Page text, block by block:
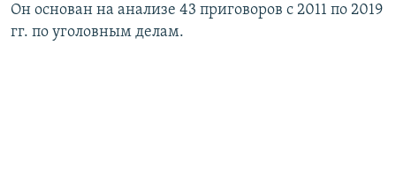
Он основан на анализе 43 приговоров с 2011 по 2019
гг. по уголовным делам.